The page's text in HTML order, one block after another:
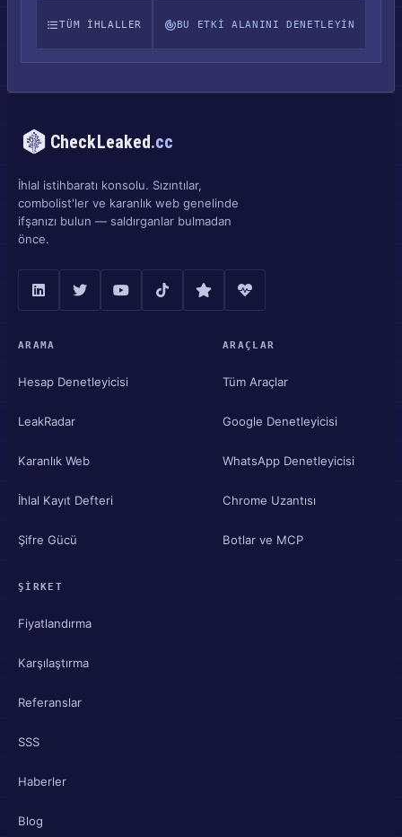
TÜM IHLALLER BU ETKI ALANINI DENETLEYIN
CheckLeaked.cc
İhlal istihbaratı konsolu. Sızıntılar,
combolist'ler ve karanlık web genelinde
ifşanızı bulun — saldırganlar bulmadan
önce.
ARAMA
Hesap Denetleyicisi
LeakRadar
Karanlık Web
İhlal Kayıt Defteri
Şifre Gücü
ARAÇLAR
Tüm Araçlar
Google Denetleyicisi
WhatsApp Denetleyicisi
Chrome Uzantısı
Botlar ve MCP
ŞIRKET
Fiyatlandırma
Karşılaştırma
Referanslar
SSS
Haberler
Blog